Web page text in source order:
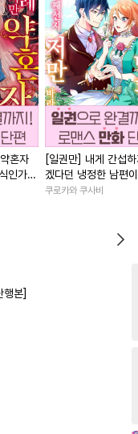
혼자
인가
[일권만] 내게 간섭
겠다던 냉정한 남편
선지 저만 바라봅니
쿠로카와 쿠사비
행본]